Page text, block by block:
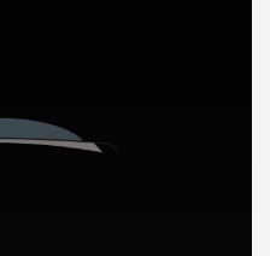
AUTO en Chine